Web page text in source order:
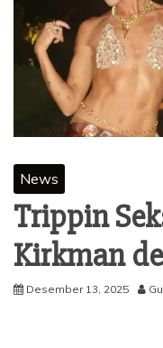
News
Trippin
Kirkman
Desember 13, 2025